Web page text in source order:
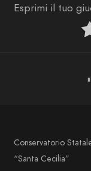
Esprimi il tuo
Conservatorio
“Santa Cecilia”